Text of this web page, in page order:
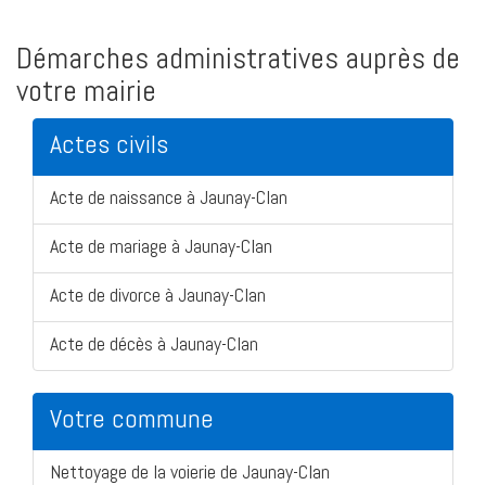
Démarches administratives auprès de
votre mairie
Actes civils
Acte de naissance à Jaunay-Clan
Acte de mariage à Jaunay-Clan
Acte de divorce à Jaunay-Clan
Acte de décès à Jaunay-Clan
Votre commune
Nettoyage de la voierie de Jaunay-Clan